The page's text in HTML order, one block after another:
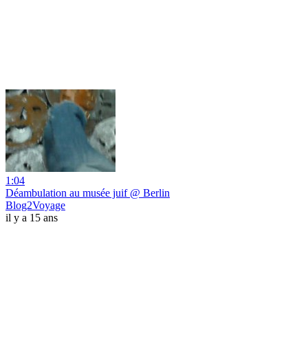
1:04
Déambulation au musée juif @ Berlin
Blog2Voyage
il y a 15 ans